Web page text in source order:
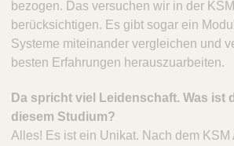
bezogen. Das versuchen wir in der
berücksichtigen. Es gibt sogar ein
Systeme miteinander vergleichen und
besten Erfahrungen herauszuarbeiten.
Da spricht viel Leidenschaft. Was ist
diesem Studium?
Alles! Es ist ein Unikat. Nach dem KSM